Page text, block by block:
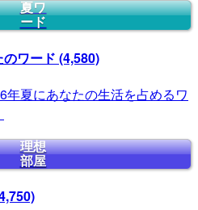
夏ワ
ード
のワード (4,580)
年夏にあなたの生活を占めるワ
理想
部屋